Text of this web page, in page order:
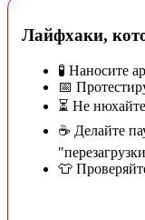
Лайфхаки,
🧪 Наносите
📅
⏳ Не
☕ Делайте
👕